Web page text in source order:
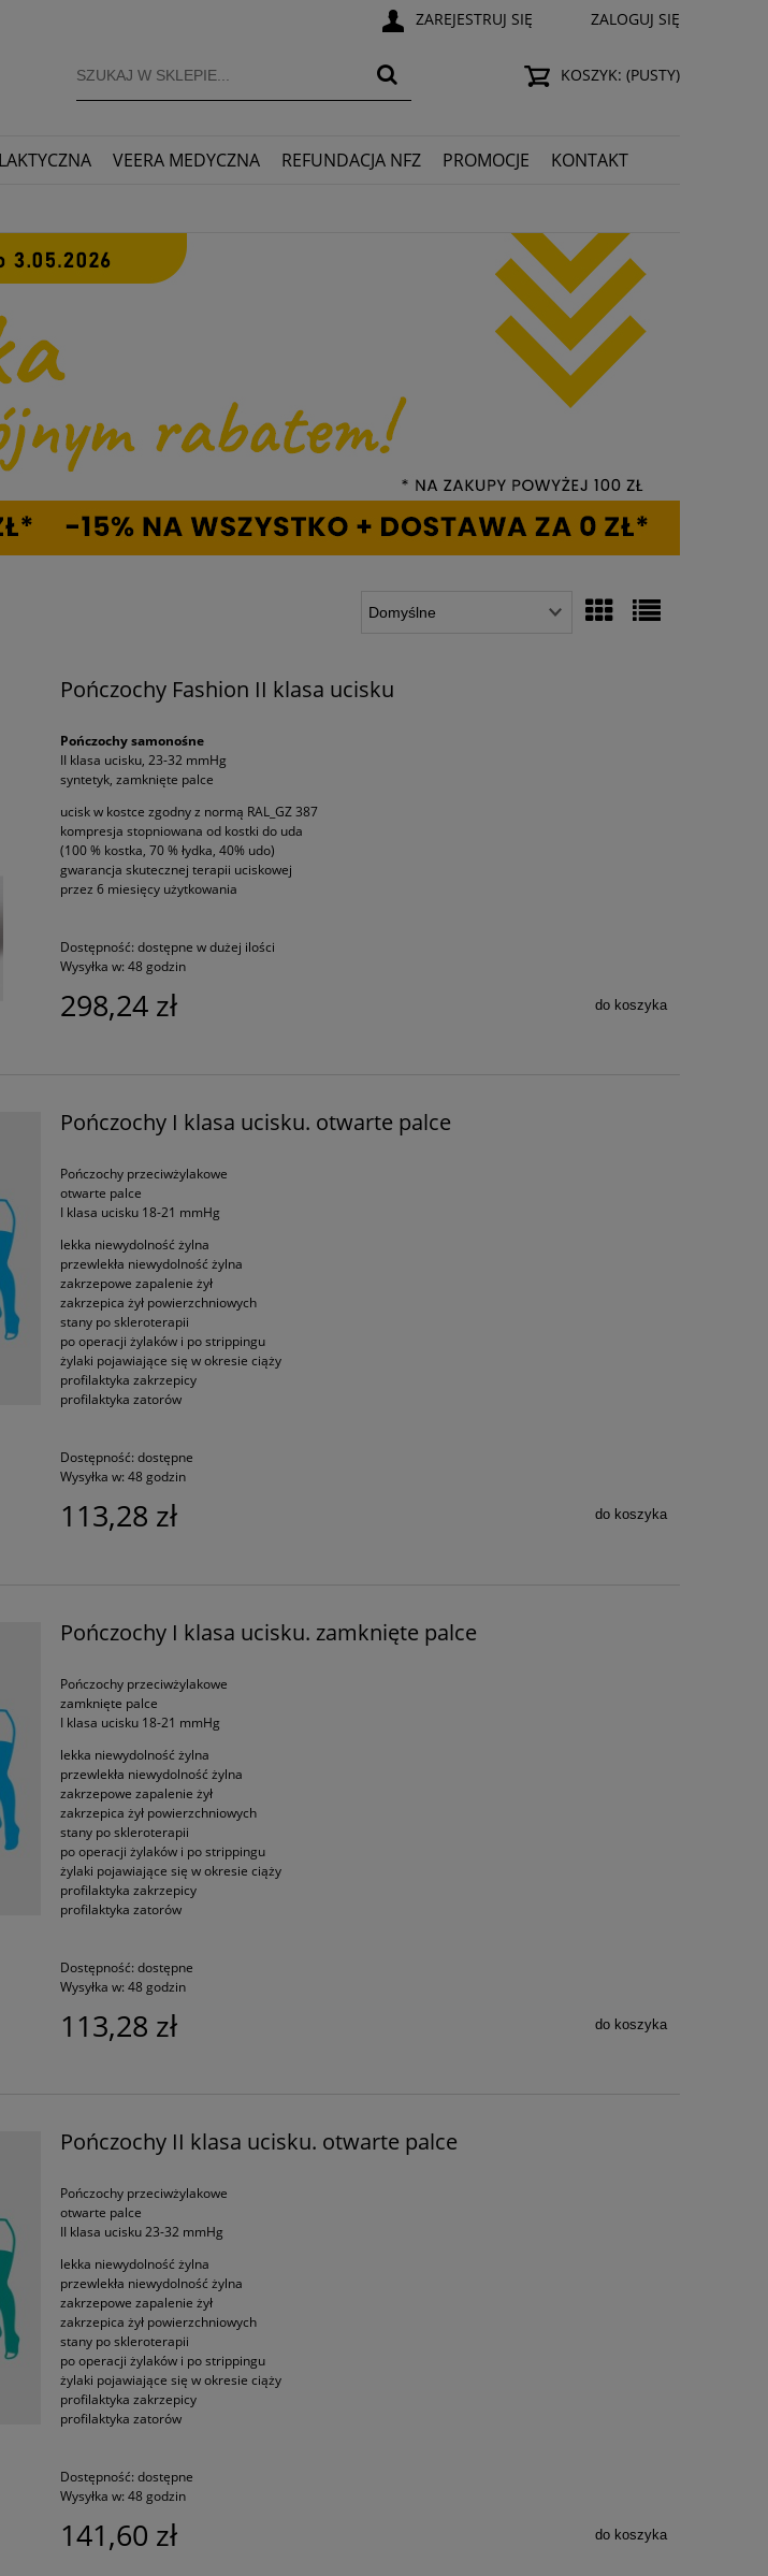
ZAREJESTRUJ SIĘ ZALOGUJ SIĘ
KOSZYK: (PUSTY)
VEERA MEDYCZNA REFUNDACJA NFZ PROMOCJE KONTAKT
Pończochy Fashion II klasa ucisku
Pończochy samonośne
II klasa ucisku, 23-32 mmHg
syntetyk, zamknięte palce
ucisk w kostce zgodny z normą RAL_GZ 387
kompresja stopniowana od kostki do uda
(100 % kostka, 70 % łydka, 40% udo)
gwarancja skutecznej terapii uciskowej
przez 6 miesięcy użytkowania
Dostępność: dostępne w dużej ilości
Wysyłka w: 48 godzin
298,24 zł do koszyka
Pończochy I klasa ucisku. otwarte palce
Pończochy przeciwżylakowe
otwarte palce
I klasa ucisku 18-21 mmHg
lekka niewydolność żylna
przewlekła niewydolność żylna
zakrzepowe zapalenie żył
zakrzepica żył powierzchniowych
stany po skleroterapii
po operacji żylaków i po strippingu
żylaki pojawiające się w okresie ciąży
profilaktyka zakrzepicy
profilaktyka zatorów
Dostępność: dostępne
Wysyłka w: 48 godzin
113,28 zł do koszyka
Pończochy I klasa ucisku. zamknięte palce
Pończochy przeciwżylakowe
zamknięte palce
I klasa ucisku 18-21 mmHg
lekka niewydolność żylna
przewlekła niewydolność żylna
zakrzepowe zapalenie żył
zakrzepica żył powierzchniowych
stany po skleroterapii
po operacji żylaków i po strippingu
żylaki pojawiające się w okresie ciąży
profilaktyka zakrzepicy
profilaktyka zatorów
Dostępność: dostępne
Wysyłka w: 48 godzin
113,28 zł do koszyka
Pończochy II klasa ucisku. otwarte palce
Pończochy przeciwżylakowe
otwarte palce
II klasa ucisku 23-32 mmHg
lekka niewydolność żylna
przewlekła niewydolność żylna
zakrzepowe zapalenie żył
zakrzepica żył powierzchniowych
stany po skleroterapii
po operacji żylaków i po strippingu
żylaki pojawiające się w okresie ciąży
profilaktyka zakrzepicy
profilaktyka zatorów
Dostępność: dostępne
Wysyłka w: 48 godzin
141,60 zł do koszyka